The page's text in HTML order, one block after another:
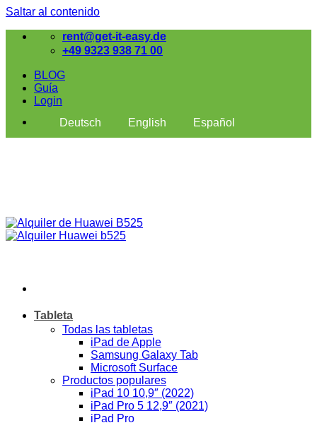
Saltar al contenido
rent@get-it-easy.de
+49 9323 938 71 00
BLOG
Guía
Login
Deutsch
English Español
Tableta
Todas las tabletas
iPad de Apple
Samsung Galaxy Tab
Microsoft Surface
Productos populares
iPad 10 10,9″ (2022)
iPad Pro 5 12,9″ (2021)
iPad Pro